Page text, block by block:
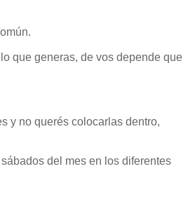
que generas, de vos depende que
y no querés colocarlas dentro,
del mes en los diferentes